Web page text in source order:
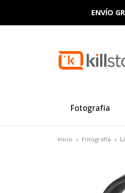
Fotografía
ENVÍO
Inicio Fotografía